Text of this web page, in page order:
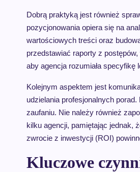
Dobrą praktyką jest również
pozycjonowania opiera się na
wartościowych treści oraz
przedstawiać raporty z
aby agencja rozumiała specyfikę
Kolejnym aspektem jest
udzielania profesjonalnych
zaufaniu. Nie należy również
kilku agencji, pamiętając jednak,
zwrocie z inwestycji (ROI)
Kluczowe